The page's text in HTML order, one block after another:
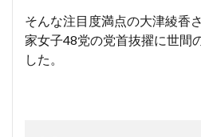
そんな注目度満点の大津綾香
家女子48党の党首抜擢に世間
した。